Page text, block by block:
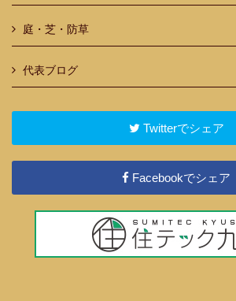
庭・芝・防草
代表ブログ
Twitterでシェア
Facebookでシェア